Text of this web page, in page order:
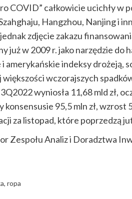
COVID” całkowicie ucichły w
Hangzhou, Nanjing i
zdjęcie zakazu
już w 2009 r. jako narzędzie
amerykańskie indeksy drożeją,
większości wczorajszych
wyniosła 11,68 mld zł,
konsensusie 95,5 mln zł,
za listopad, które poprzedzą
Zespołu Analiz i Doradztwa
, ropa